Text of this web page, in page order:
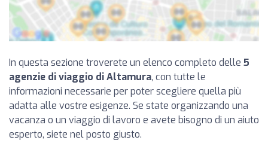
In questa sezione troverete un elenco completo delle 5
agenzie di viaggio di Altamura, con tutte le
informazioni necessarie per poter scegliere quella più
adatta alle vostre esigenze. Se state organizzando una
vacanza o un viaggio di lavoro e avete bisogno di un aiuto
esperto, siete nel posto giusto.